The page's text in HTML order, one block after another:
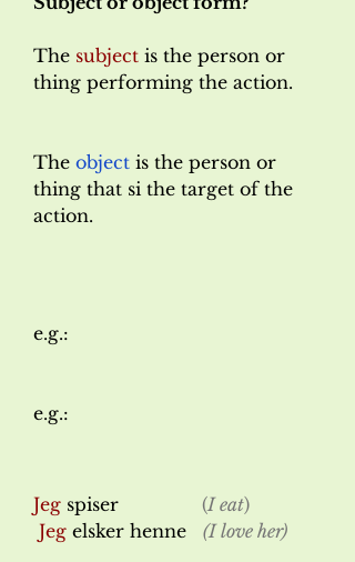
The subject is the person or
thing performing the action.
The object is the person or
thing that si the target of the
action.
e.g.:
e.g.:
Jeg spiser (I eat)
Jeg elsker henne (I love her)